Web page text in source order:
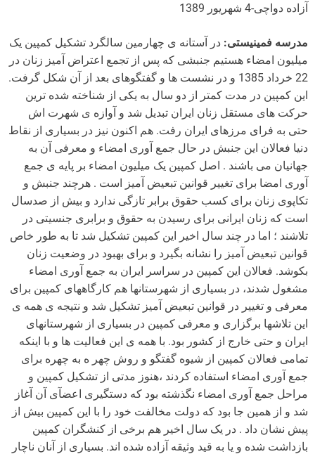
آزاده دواچی-4 شهریور 1389
مدرسه فمینیستی: در آستانه ی چهارمین سالگرد تشکیل کمپین یک
میلیون امضاء هستیم جنبشی که پس از تجمع اعتراض آمیز زنان در
22 خرداد 1385 و در نشست ها و گفتگوهای بعد از آن شکل گرفت.
این کمپین در مدت کمتر از دو سال به یکی از شناخته شده ترین
حرکت های مستقل زنان ایران تبدیل شد و آوازه ی شهرت اش
حتی به فرای مرزهای ایران رفت. هم اکنون نیز در بسیاری از نقاط
دنیا فعالان این جنبش در حال جمع آوری امضاء و معرفی آن به
جهانیان می باشند . اصل کمپین یک میلیون امضاء بر پایه ی جمع
آوری امضا برای تغییر قوانین تبعیض آمیز است . هرچند جنبش و
تکاپوی زنان برای کسب حقوق برابر تازگی ندارد و بیش از صدسال
است که زنان ایرانی برای رسیدن به حقوق و برابری جنسیتی در
تلاشند ؛ اما در چند سال اخیر این کمپین تشکیل شد تا به طور خاص
قوانین تبعیض آمیز را نشانه بگیرد و برای بهبود در وضعیت زنان
بکوشد. فعالان این کمپین در سراسر ایران به جمع آوری امضاء
مشغول شدند، در بسیاری از شهرستانها هم کارگاههای کمپین برای
معرفی و تغییر در قوانین تبعیض آمیز تشکیل شد و نتیجه ی همه ی
این تلاشها برگزاری و معرفی کمپین در بسیاری از شهرستانهای
ایران و حتی خارج از کشور بود. با همه ی این فعالیت ها و با اینکه
تمامی فعالان کمپین از شیوه گفتگو و روش چهر ه به چهره برای
جمع آوری امضاء استفاده کردند ،هنوز مدتی از تشکیل کمپین و
مراحل جمع آوری امضاء نگذشته بود که دستگیری اعضآی آن آغاز
شد و از همین جا بود که دولت مخالفت خود را با این کمپین بیش از
پیش نشان داد . در یک سال اخیر هم برخی از کنشگران کمپین
بازداشت شده و یا به قید وثیقه آزاده شده اند. بسیاری از آنان ناچار